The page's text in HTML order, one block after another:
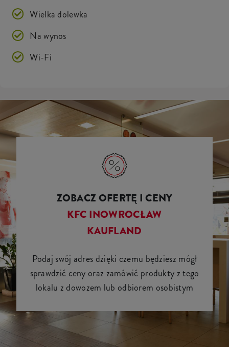
Wielka dolewka
Na wynos
Wi-Fi
ZOBACZ OFERTĘ I CENY
KFC INOWROCŁAW
KAUFLAND
Podaj swój adres dzięki czemu będziesz mógł
sprawdzić ceny oraz zamówić produkty z tego
lokalu z dowozem lub odbiorem osobistym